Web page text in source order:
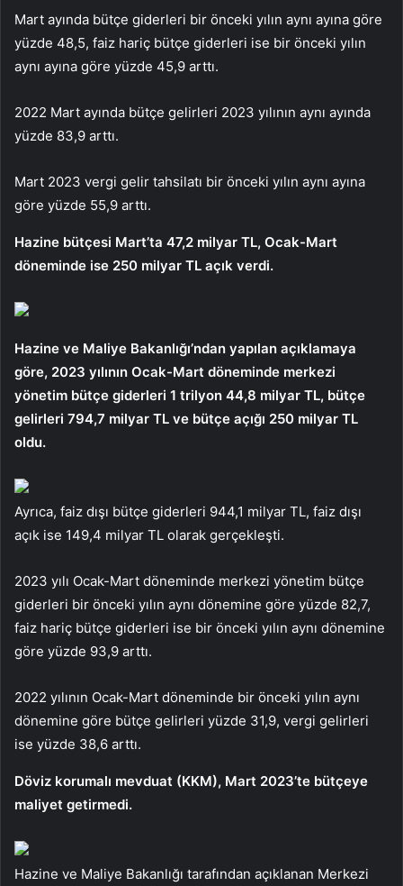
Mart ayında bütçe giderleri bir önceki yılın aynı ayına göre
yüzde 48,5, faiz hariç bütçe giderleri ise bir önceki yılın
aynı ayına göre yüzde 45,9 arttı.
2022 Mart ayında bütçe gelirleri 2023 yılının aynı ayında
yüzde 83,9 arttı.
Mart 2023 vergi gelir tahsilatı bir önceki yılın aynı ayına
göre yüzde 55,9 arttı.
Hazine bütçesi Mart’ta 47,2 milyar TL, Ocak-Mart
döneminde ise 250 milyar TL açık verdi.
Hazine ve Maliye Bakanlığı’ndan yapılan açıklamaya
göre, 2023 yılının Ocak-Mart döneminde merkezi
yönetim bütçe giderleri 1 trilyon 44,8 milyar TL, bütçe
gelirleri 794,7 milyar TL ve bütçe açığı 250 milyar TL
oldu.
Ayrıca, faiz dışı bütçe giderleri 944,1 milyar TL, faiz dışı
açık ise 149,4 milyar TL olarak gerçekleşti.
2023 yılı Ocak-Mart döneminde merkezi yönetim bütçe
giderleri bir önceki yılın aynı dönemine göre yüzde 82,7,
faiz hariç bütçe giderleri ise bir önceki yılın aynı dönemine
göre yüzde 93,9 arttı.
2022 yılının Ocak-Mart döneminde bir önceki yılın aynı
dönemine göre bütçe gelirleri yüzde 31,9, vergi gelirleri
ise yüzde 38,6 arttı.
Döviz korumalı mevduat (KKM), Mart 2023’te bütçeye
maliyet getirmedi.
Hazine ve Maliye Bakanlığı tarafından açıklanan Merkezi